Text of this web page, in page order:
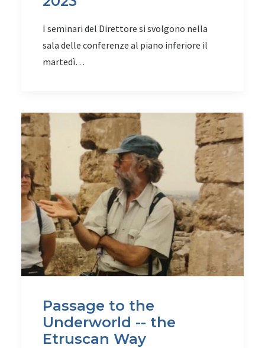
I seminari del Direttore si svolgono nella
sala delle conferenze al piano inferiore il
martedì…
Passage to the
Underworld -- the
Etruscan Way